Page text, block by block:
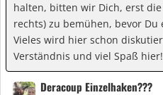
halten, bitten wir Dich, erst die
rechts) zu bemühen, bevor
Vieles wird hier schon
Verständnis und viel Spaß hier!
Deracoup Einzelhaken???